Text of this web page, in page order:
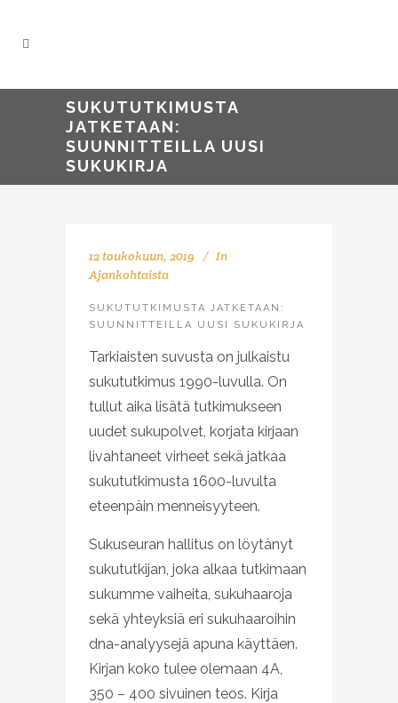
SUKUTUTKIMUSTA
JATKETAAN:
SUUNNITTEILLA UUSI
SUKUKIRJA
12 toukokuun, 2019
In
Ajankohtaista
SUKUTUTKIMUSTA JATKETAAN:
SUUNNITTEILLA UUSI SUKUKIRJA
Tarkiaisten suvusta on julkaistu
sukututkimus 1990-luvulla. On
tullut aika lisätä tutkimukseen
uudet sukupolvet, korjata kirjaan
livahtaneet virheet sekä jatkaa
sukututkimusta 1600-luvulta
eteenpäin menneisyyteen.
Sukuseuran hallitus on löytänyt
sukututkijan, joka alkaa tutkimaan
sukumme vaiheita, sukuhaaroja
sekä yhteyksiä eri sukuhaaroihin
dna-analyysejä apuna käyttäen.
Kirjan koko tulee olemaan 4A,
350 – 400 sivuinen teos. Kirja